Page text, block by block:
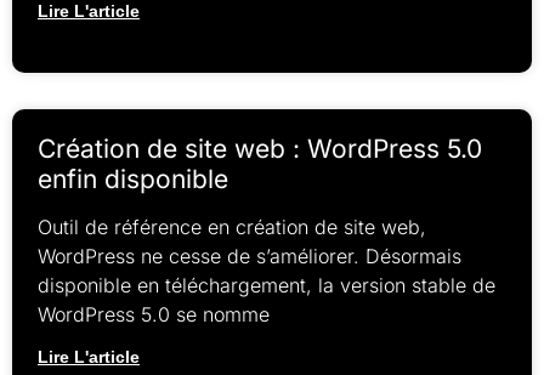
Lire L'article
Création de site web : WordPress 5.0
enfin disponible
Outil de référence en création de site web,
WordPress ne cesse de s’améliorer. Désormais
disponible en téléchargement, la version stable de
WordPress 5.0 se nomme
Lire L'article